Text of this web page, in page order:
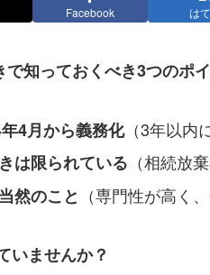
Facebook は
で知っておくべき3つのポ
4月から義務化（3年以内
は限られている （相続放
然のこと （専門性が高く
いませんか？